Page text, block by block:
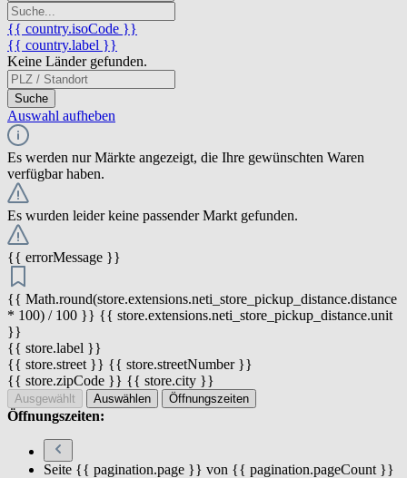
{{ country.isoCode }}
{{ country.label }}
Keine Länder gefunden.
Suche
Auswahl aufheben
Es werden nur Märkte angezeigt, die Ihre gewünschten Waren
verfügbar haben.
Es wurden leider keine passender Markt gefunden.
{{ errorMessage }}
{{ Math.round(store.extensions.neti_store_pickup_distance.distance
* 100) / 100 }} {{ store.extensions.neti_store_pickup_distance.unit
}}
{{ store.label }}
{{ store.street }} {{ store.streetNumber }}
{{ store.zipCode }} {{ store.city }}
Ausgewählt Auswählen Öffnungszeiten
Öffnungszeiten:
Seite {{ pagination.page }} von {{ pagination.pageCount }}